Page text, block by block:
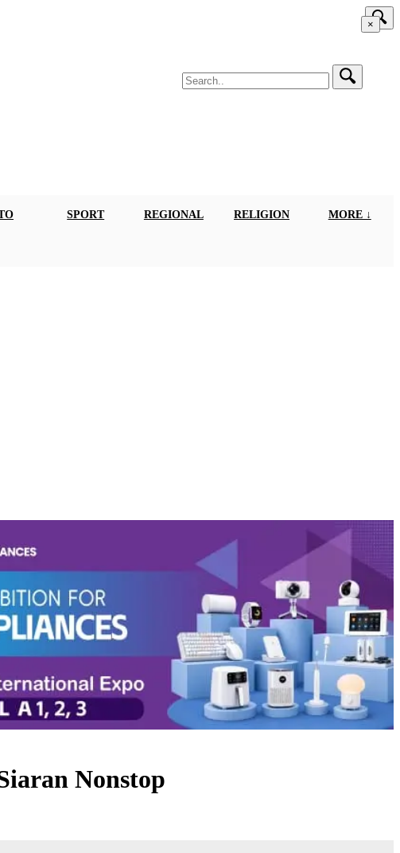
×
SPORT REGIONAL RELIGION MORE ↓
Nonstop